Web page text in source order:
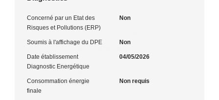
Concerné par un Etat des
Risques et Pollutions (ERP)
Non
Soumis à l'affichage du DPE Non
Date établissement
Diagnostic Energétique
04/05/2026
Consommation énergie
finale
Non requis